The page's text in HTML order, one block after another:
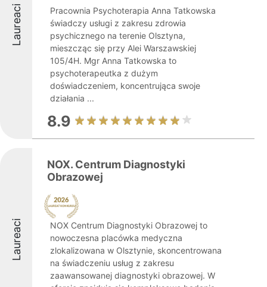
Laureaci
Pracownia Psychoterapia Anna Tatkowska
świadczy usługi z zakresu zdrowia
psychicznego na terenie Olsztyna,
mieszcząc się przy Alei Warszawskiej
105/4H. Mgr Anna Tatkowska to
psychoterapeutka z dużym
doświadczeniem, koncentrująca swoje
działania ...
8.9
Laureaci
NOX. Centrum Diagnostyki
Obrazowej
NOX Centrum Diagnostyki Obrazowej to
nowoczesna placówka medyczna
zlokalizowana w Olsztynie, skoncentrowana
na świadczeniu usług z zakresu
zaawansowanej diagnostyki obrazowej. W